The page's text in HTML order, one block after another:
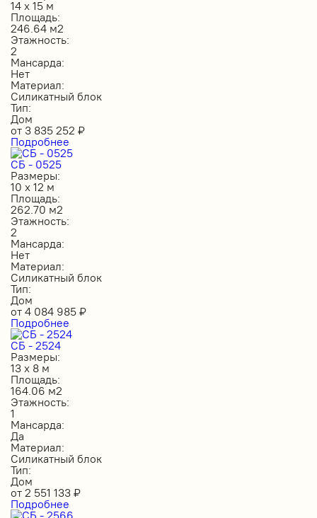
14 х 15 м
Площадь:
246.64 м2
Этажность:
2
Мансарда:
Нет
Материал:
Силикатный блок
Тип:
Дом
от 3 835 252 ₽
Подробнее
СБ - 0525
Размеры:
10 х 12 м
Площадь:
262.70 м2
Этажность:
2
Мансарда:
Нет
Материал:
Силикатный блок
Тип:
Дом
от 4 084 985 ₽
Подробнее
СБ - 2524
Размеры:
13 х 8 м
Площадь:
164.06 м2
Этажность:
1
Мансарда:
Да
Материал:
Силикатный блок
Тип:
Дом
от 2 551 133 ₽
Подробнее